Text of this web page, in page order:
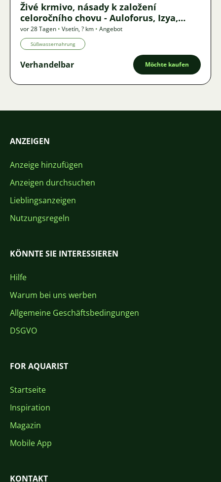
Živé krmivo, násady k založení
celoročního chovu - Auloforus, Izya,
Grindal, Roupice, Moina,
vor 28 Tagen • Vsetín,? km • Angebot
Süßwassernahrung
Verhandelbar Möchte kaufen
ANZEIGEN
Anzeige hinzufügen
Anzeigen durchsuchen
Lieblingsanzeigen
Nutzungsregeln
KÖNNTE SIE INTERESSIEREN
Hilfe
Warum bei uns werben
Allgemeine Geschäftsbedingungen
DSGVO
FOR AQUARIST
Startseite
Inspiration
Magazin
Mobile App
KONTAKT